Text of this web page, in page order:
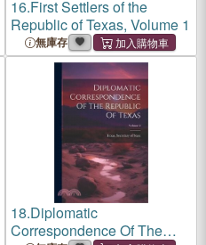
16.First Settlers of the
Republic of Texas, Volume 1
無庫存
18.Diplomatic
Correspondence Of The